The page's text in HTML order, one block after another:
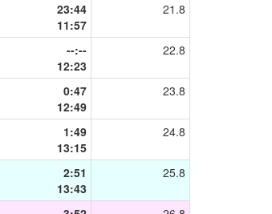
23:44
11:57
21.8
--:--
12:23
22.8
0:47
12:49
23.8
1:49
13:15
24.8
2:51
13:43
25.8